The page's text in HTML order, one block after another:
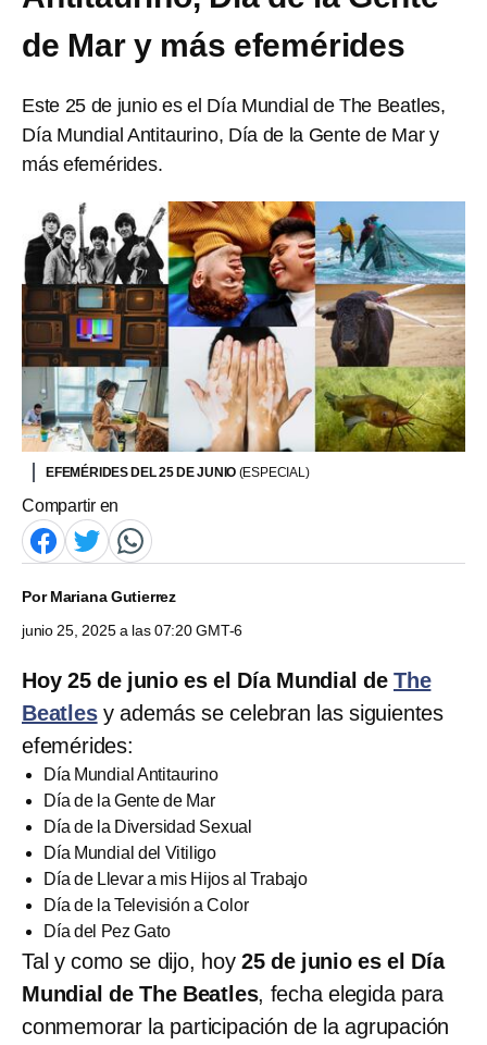
de Mar y más efemérides
Este 25 de junio es el Día Mundial de The Beatles,
Día Mundial Antitaurino, Día de la Gente de Mar y
más efemérides.
EFEMÉRIDES DEL 25 DE JUNIO (ESPECIAL)
Compartir en
PorMariana Gutierrez
junio 25, 2025 a las 07:20 GMT-6
Hoy 25 de junio es el Día Mundial de The
Beatles y además se celebran las siguientes
efemérides:
Día Mundial Antitaurino
Día de la Gente de Mar
Día de la Diversidad Sexual
Día Mundial del Vitiligo
Día de Llevar a mis Hijos al Trabajo
Día de la Televisión a Color
Día del Pez Gato
Tal y como se dijo, hoy 25 de junio es el Día
Mundial de The Beatles, fecha elegida para
conmemorar la participación de la agrupación